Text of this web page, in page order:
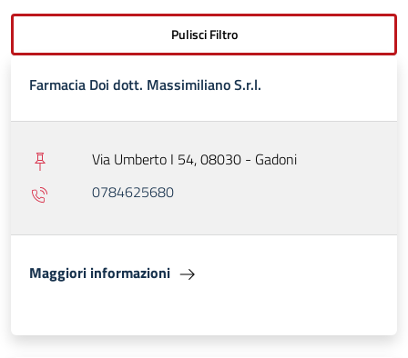
Farmacia Doi dott. Massimiliano S.r.l.
Via Umberto I 54, 08030 - Gadoni
0784625680
Maggiori informazioni